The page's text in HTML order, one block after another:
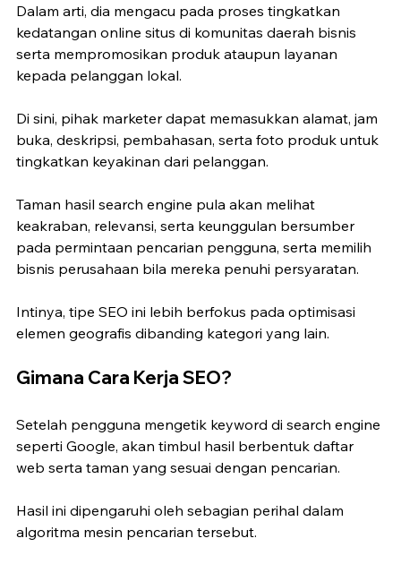
Dalam arti, dia mengacu pada proses tingkatkan
kedatangan online situs di komunitas daerah bisnis
serta mempromosikan produk ataupun layanan
kepada pelanggan lokal.
Di sini, pihak marketer dapat memasukkan alamat, jam
buka, deskripsi, pembahasan, serta foto produk untuk
tingkatkan keyakinan dari pelanggan.
Taman hasil search engine pula akan melihat
keakraban, relevansi, serta keunggulan bersumber
pada permintaan pencarian pengguna, serta memilih
bisnis perusahaan bila mereka penuhi persyaratan.
Intinya, tipe SEO ini lebih berfokus pada optimisasi
elemen geografis dibanding kategori yang lain.
Gimana Cara Kerja SEO?
Setelah pengguna mengetik keyword di search engine
seperti Google, akan timbul hasil berbentuk daftar
web serta taman yang sesuai dengan pencarian.
Hasil ini dipengaruhi oleh sebagian perihal dalam
algoritma mesin pencarian tersebut.